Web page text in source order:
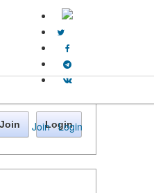
Join · Login
Join Login